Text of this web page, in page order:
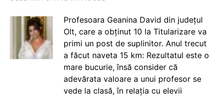
Profesoara Geanina David din județul
Olt, care a obținut 10 la Titularizare va
primi un post de suplinitor. Anul trecut
a făcut naveta 15 km: Rezultatul este o
mare bucurie, însă consider că
adevărata valoare a unui profesor se
vede la clasă, în relația cu elevii